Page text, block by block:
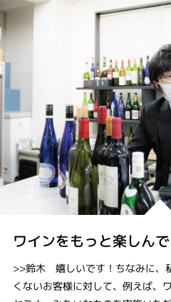
ワインをもっと楽しん
>>鈴木 嬉しいです！ちなみに、
くないお客様に対して、例えば、